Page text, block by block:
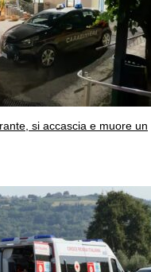
si accascia e muore un